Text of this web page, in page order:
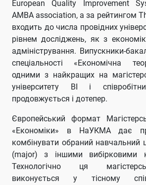
European Quality Improvement
AMBA association, а за рейтингом
входить до числа провідних
рівнем досліджень, як з
адміністрування. Випускники-
спеціальності «Економічна
одними з найкращих на
університету ВІ і
продовжується і дотепер.
Європейський формат
«Економіки» в НаУКМА дає
комбінувати обраний навчальний
(major) з іншими вибірковими
Технологічно ця
виконується у тісному